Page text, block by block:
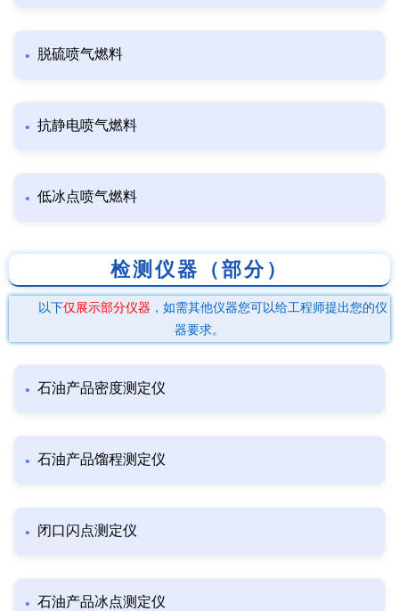
脱硫喷气燃料
抗静电喷气燃料
低冰点喷气燃料
检测仪器（部分）
以下仅展示部分仪器 ，如需其他仪器您可以给工程师提出您的仪
器要求。
石油产品密度测定仪
石油产品馏程测定仪
闭口闪点测定仪
石油产品冰点测定仪